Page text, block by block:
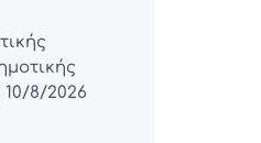
10/8/2026